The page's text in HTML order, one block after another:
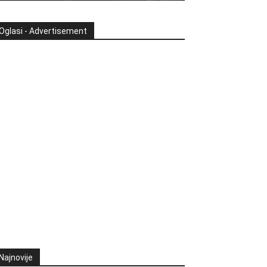
- Advertisement
Najnovije